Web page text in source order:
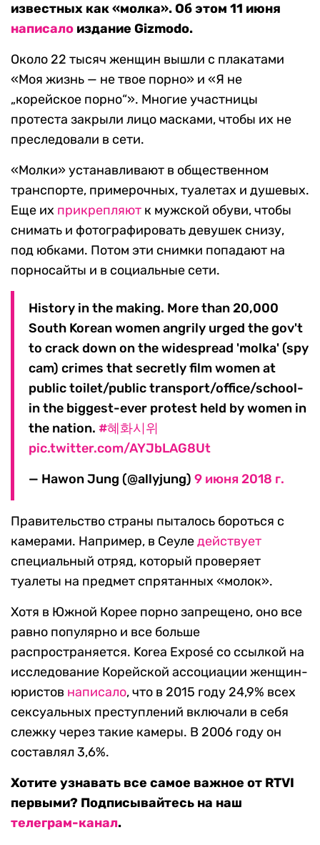
известных как «молка». Об этом 11 июня
написало издание Gizmodo.
Около 22 тысяч женщин вышли с плакатами
«Моя жизнь — не твое порно» и «Я не
„корейское порно“». Многие участницы
протеста закрыли лицо масками, чтобы их не
преследовали в сети.
«Молки» устанавливают в общественном
транспорте, примерочных, туалетах и душевых.
Еще их прикрепляют к мужской обуви, чтобы
снимать и фотографировать девушек снизу,
под юбками. Потом эти снимки попадают на
порносайты и в социальные сети.
History in the making. More than 20,000
South Korean women angrily urged the gov't
to crack down on the widespread 'molka' (spy
cam) crimes that secretly film women at
public toilet/public transport/office/school-
in the biggest-ever protest held by women in
the nation. #혜화시위
pic.twitter.com/AYJbLAG8Ut
— Hawon Jung (@allyjung) 9 июня 2018 г.
Правительство страны пыталось бороться с
камерами. Например, в Сеуледействует
специальный отряд, который проверяет
туалеты на предмет спрятанных «молок».
Хотя в Южной Корее порно запрещено, оно все
равно популярно и все больше
распространяется. Korea Exposé со ссылкой на
исследование Корейской ассоциации женщин-
юристов написало, что в 2015 году 24,9% всех
сексуальных преступлений включали в себя
слежку через такие камеры. В 2006 году он
составлял 3,6%.
Хотите узнавать все самое важное от RTVI
первыми? Подписывайтесь на наш
телеграм-канал.